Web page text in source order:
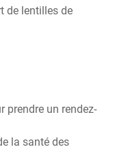
de lentilles de
prendre un rendez-
la santé des